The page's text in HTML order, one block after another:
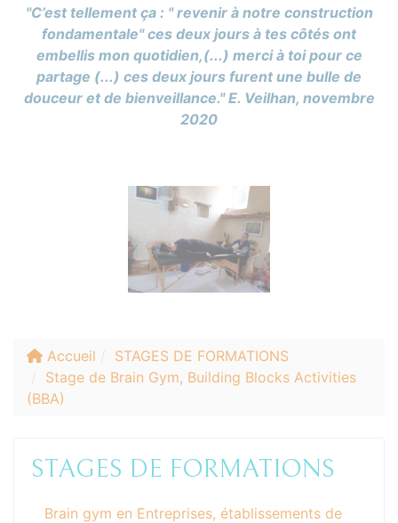
"C’est tellement ça : " revenir à notre construction
fondamentale" ces deux jours à tes côtés ont
embellis mon quotidien,(...) merci à toi pour ce
partage (...) ces deux jours furent une bulle de
douceur et de bienveillance." E. Veilhan, novembre
2020
Accueil
STAGES DE FORMATIONS
Stage de Brain Gym, Building Blocks Activities
(BBA)
STAGES DE FORMATIONS
Brain gym en Entreprises, établissements de